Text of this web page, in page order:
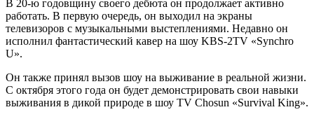
В 20-ю годовщину своего дебюта он продолжает активно
работать. В первую очередь, он выходил на экраны
телевизоров с музыкальными выстеплениями. Недавно он
исполнил фантастический кавер на шоу KBS-2TV «Synchro
U».
Он также принял вызов шоу на выживание в реальной жизни.
С октября этого года он будет демонстрировать свои навыки
выживания в дикой природе в шоу TV Chosun «Survival King».